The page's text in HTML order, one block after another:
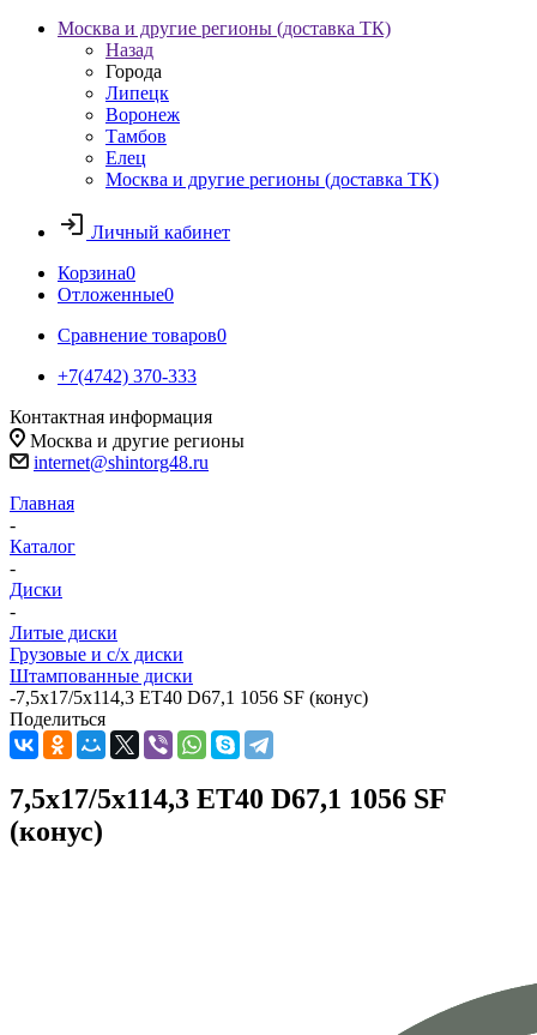
Москва и другие регионы (доставка ТК)
Назад
Города
Липецк
Воронеж
Тамбов
Елец
Москва и другие регионы (доставка ТК)
Личный кабинет
Корзина0
Отложенные0
Сравнение товаров0
+7(4742) 370-333
Контактная информация
Москва и другие регионы
internet@shintorg48.ru
Главная
-
Каталог
-
Диски
-
Литые диски
Грузовые и с/х диски
Штампованные диски
-7,5x17/5x114,3 ET40 D67,1 1056 SF (конус)
Поделиться
7,5x17/5x114,3 ET40 D67,1 1056 SF
(конус)